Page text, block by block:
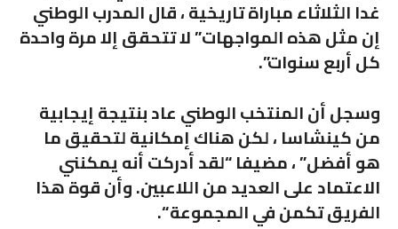
غدا الثلاثاء مباراة تاريخية ، قال المدرب الوطني
إن مثل هذه المواجهات” لا تتحقق إلا مرة واحدة
كل أربع سنوات”.
وسجل أن المنتخب الوطني عاد بنتيجة إيجابية
من كينشاسا ، لكن هناك إمكانية لتحقيق ما
هو أفضل” ، مضيفا “لقد أدركت أنه يمكنني
الاعتماد على العديد من اللاعبين. وأن قوة هذا
الفريق تكمن في المجموعة “.